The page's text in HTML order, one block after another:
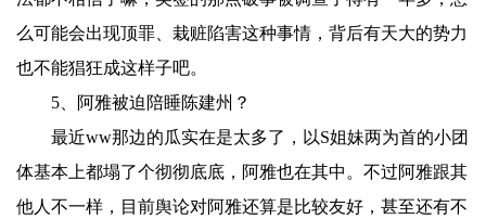
么可能会出现顶罪、栽赃陷害这种事情，背后有天大的势力
也不能猖狂成这样子吧。
5、阿雅被迫陪睡陈建州？
最近ww那边的瓜实在是太多了，以S姐妹两为首的小团
体基本上都塌了个彻彻底底，阿雅也在其中。不过阿雅跟其
他人不一样，目前舆论对阿雅还算是比较友好，甚至还有不